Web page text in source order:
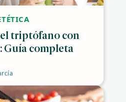
triptófano con
Guía completa